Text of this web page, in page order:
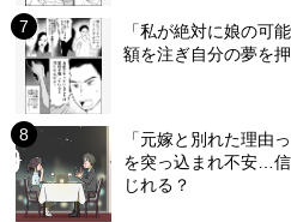
「私が絶対に娘の可
額を注ぎ自分の夢を
「元嫁と別れた理由
を突っ込まれ不安…
じれる？